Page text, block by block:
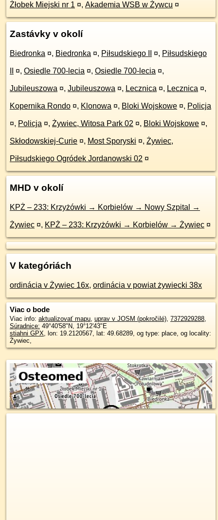
Żłobek Miejski nr 1 ¤, Akademia WSB w Żywcu ¤
Zastávky v okolí
Biedronka ¤, Biedronka ¤, Piłsudskiego II ¤, Piłsudskiego
¤, Osiedle 700-lecia ¤, Osiedle 700-lecia ¤,
Jubileuszowa ¤, Jubileuszowa ¤, Lecznica ¤, Lecznica ¤,
Kopernika Rondo ¤, Klonowa ¤, Bloki Wojskowe ¤, Policja
¤, Policja ¤, Żywiec, Witosa Park 02 ¤, Bloki Wojskowe ¤,
Skłodowskiej-Curie ¤, Most Sporyski ¤, Żywiec,
Piłsudskiego Ogródek Jordanowski 02 ¤
MHD v okolí
KPŻ – 233: Krzyżówki → Korbielów → Nowy Szpital →
Żywiec ¤, KPŻ – 233: Krzyżówki → Korbielów → Żywiec ¤
V kategóriách
ordinácia v Żywiec 16x, ordinácia v powiat żywiecki 38x
Viac o bode
Viac info: aktualizovať mapu, uprav v JOSM (pokročilé), 7372929288,
Súradnice: 49°40'58"N, 19°12'43"E
stiahni GPX, lon: 19.2120567, lat: 49.68289, og type: place, og locality:
Żywiec,